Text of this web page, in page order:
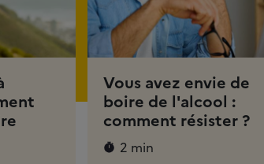
Vous avez envie de
boire de l'alcool :
comment résister ?
2 min